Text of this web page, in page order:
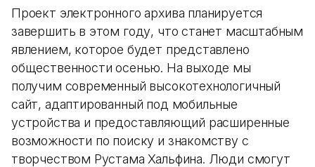
Проект электронного архива планируется
завершить в этом году, что станет масштабным
явлением, которое будет представлено
общественности осенью. На выходе мы
получим современный высокотехнологичный
сайт, адаптированный под мобильные
устройства и предоставляющий расширенные
возможности по поиску и знакомству с
творчеством Рустама Хальфина. Люди смогут